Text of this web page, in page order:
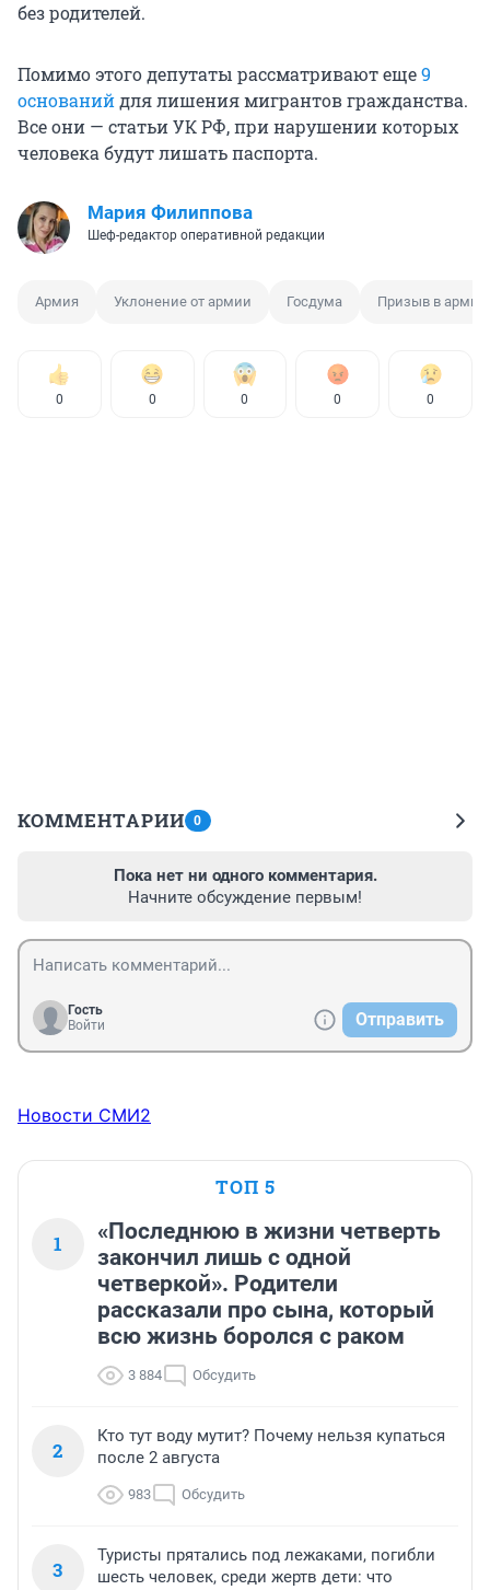
без родителей.
Помимо этого депутаты рассматривают еще9
основанийдля лишения мигрантов гражданства.
Все они — статьи УК РФ, при нарушении которых
человека будут лишать паспорта.
Мария Филиппова
Шеф-редактор оперативной редакции
Армия Уклонение от армии Госдума Призыв в армию
0 0 0 0 0
КОММЕНТАРИИ 0
Пока нет ни одного комментария.
Начните обсуждение первым!
Гость
Войти
Отправить
Новости СМИ2
ТОП 5
1
«Последнюю в жизни четверть
закончил лишь с одной
четверкой». Родители
рассказали про сына, который
всю жизнь боролся с раком
3 884 Обсудить
2
Кто тут воду мутит? Почему нельзя купаться
после 2 августа
983 Обсудить
3
Туристы прятались под лежаками, погибли
шесть человек, среди жертв дети: что